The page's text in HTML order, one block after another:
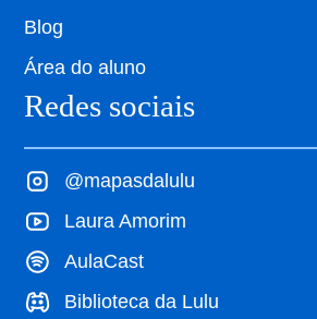
Blog
Área do aluno
Redes sociais
@mapasdalulu
Laura Amorim
AulaCast
Biblioteca da Lulu